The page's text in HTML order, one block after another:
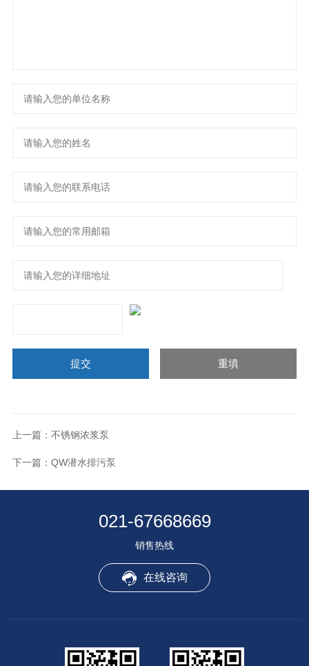
上一篇： 不锈钢浓浆泵
下一篇： QW潜水排污泵
021-67668669
销售热线
在线咨询